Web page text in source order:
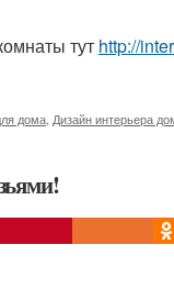
тут http://
дома Дизайн интерьера